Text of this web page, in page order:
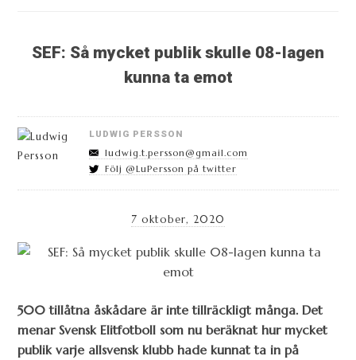
SEF: Så mycket publik skulle 08-lagen
kunna ta emot
LUDWIG PERSSON
ludwig.t.persson@gmail.com
Följ @LuPersson på twitter
7 oktober, 2020
500 tillåtna åskådare är inte tillräckligt många. Det
menar Svensk Elitfotboll som nu beräknat hur mycket
publik varje allsvensk klubb hade kunnat ta in på